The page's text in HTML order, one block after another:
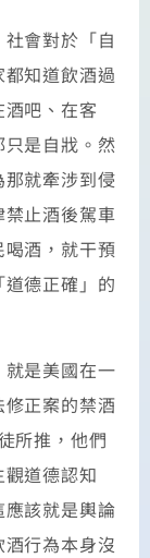
會對於「自
知道飲酒過
吧、在客
是自戕。然
就牽涉到侵
止酒後駕車
酒，就干預
德正確」的
是美國在一
正案的禁酒
所推，他們
道德認知
應該就是輿論
行為本身沒